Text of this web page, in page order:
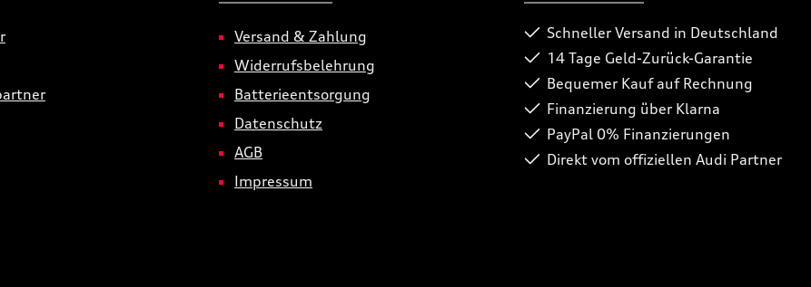
Versand & Zahlung
Widerrufsbelehrung
Batterieentsorgung
Datenschutz
AGB
Impressum
Schneller Versand in Deutschland
14 Tage Geld-Zurück-Garantie
Bequemer Kauf auf Rechnung
Finanzierung über Klarna
PayPal 0% Finanzierungen
Direkt vom offiziellen Audi Partner